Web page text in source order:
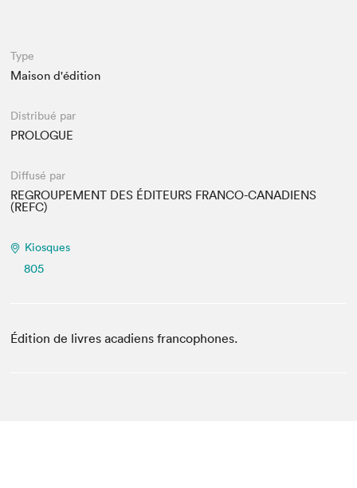
Type
Maison d'édition
Distribué par
PROLOGUE
Diffusé par
REGROUPEMENT DES ÉDITEURS FRANCO-CANADIENS
(REFC)
Kiosques
805
Édition de livres acadiens francophones.